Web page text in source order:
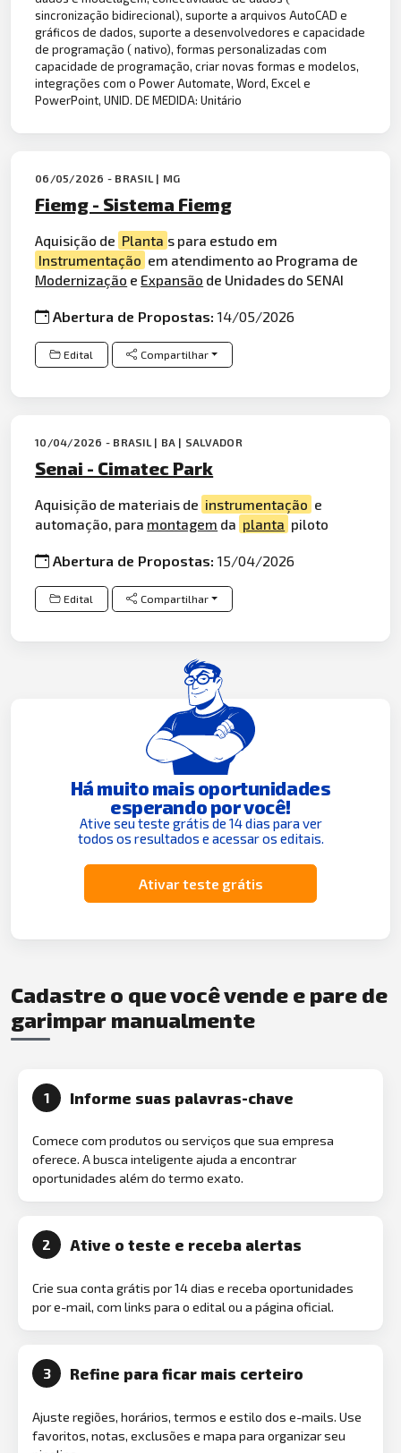
sincronização bidirecional), suporte a arquivos AutoCAD e
gráficos de dados, suporte a desenvolvedores e capacidade
de programação ( nativo), formas personalizadas com
capacidade de programação, criar novas formas e modelos,
integrações com o Power Automate, Word, Excel e
PowerPoint, UNID. DE MEDIDA: Unitário
06/05/2026 - BRASIL | MG
Fiemg - Sistema Fiemg
Aquisição de Planta s para estudo em
Instrumentação em atendimento ao Programa de
Modernização e Expansão de Unidades do SENAI
Abertura de Propostas:14/05/2026
Edital Compartilhar
10/04/2026 - BRASIL | BA | SALVADOR
Senai - Cimatec Park
Aquisição de materiais de instrumentação e
automação, para montagem da planta piloto
Abertura de Propostas:15/04/2026
Edital Compartilhar
Há muito mais oportunidades
esperando por você!
Ative seu teste grátis de 14 dias para ver
todos os resultados e acessar os editais.
Ativar teste grátis
Cadastre o que você vende e pare de
garimpar manualmente
1 Informe suas palavras-chave
Comece com produtos ou serviços que sua empresa
oferece. A busca inteligente ajuda a encontrar
oportunidades além do termo exato.
2 Ative o teste e receba alertas
Crie sua conta grátis por 14 dias e receba oportunidades
por e-mail, com links para o edital ou a página oficial.
3 Refine para ficar mais certeiro
Ajuste regiões, horários, termos e estilo dos e-mails. Use
favoritos, notas, exclusões e mapa para organizar seu